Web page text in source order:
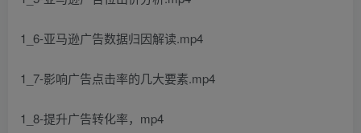
1_6-亚马逊广告数据归因解读.mp4
1_7-影响广告点击率的几大要素.mp4
1_8-提升广告转化率，mp4